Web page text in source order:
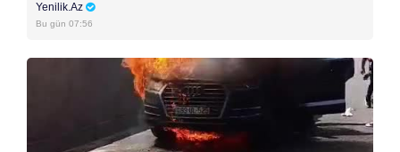
Yenilik.Az
Bu gün 07:56